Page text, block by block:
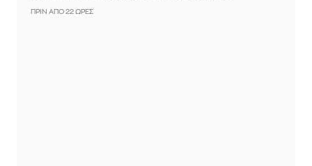
ΠΡΙΝ ΑΠΌ 22 ΏΡΕΣ